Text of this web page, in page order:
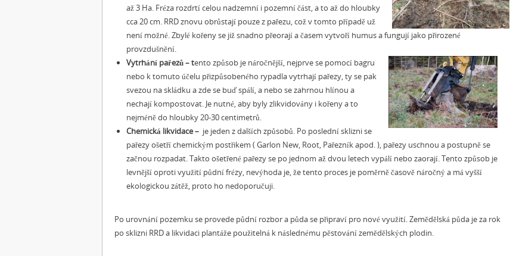
až 3 Ha. Fréza rozdrtí celou nadzemní i pozemní část, a to až do hloubky
cca 20 cm. RRD znovu obrůstají pouze z pařezu, což v tomto případě už
není možné. Zbylé kořeny se již snadno přeorají a časem vytvoří humus a fungují jako přirozené
provzdušnění.
Vytrhání pařezů – tento způsob je náročnější, nejprve se pomocí bagru
nebo k tomuto účelu přizpůsobeného rypadla vytrhají pařezy, ty se pak
svezou na skládku a zde se buď spálí, a nebo se zahrnou hlínou a
nechají kompostovat. Je nutné, aby byly zlikvidovány i kořeny a to
nejméně do hloubky 20-30 centimetrů.
Chemická likvidace – je jeden z dalších způsobů. Po poslední sklizni se
pařezy ošetří chemickým postřikem ( Garlon New, Root, Pařezník apod. ), pařezy uschnou a postupně se
začnou rozpadat. Takto ošetřené pařezy se po jednom až dvou letech vypálí nebo zaorají. Tento způsob je
levnější oproti využití půdní frézy, nevýhoda je, že tento proces je poměrně časově náročný a má vyšší
ekologickou zátěž, proto ho nedoporučuji.
Po urovnání pozemku se provede půdní rozbor a půda se připraví pro nové využití. Zemědělská půda je za rok
po sklizni RRD a likvidaci plantáže použitelná k následnému pěstování zemědělských plodin.